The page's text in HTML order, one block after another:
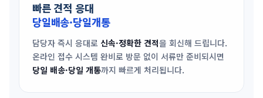
빠른 견적 응대
당일배송·당일개통
담당자 즉시 응대로 신속·정확한 견적을 회신해 드립니다.
온라인 접수 시스템 완비로 방문 없이 서류만 준비되시면
당일 배송·당일 개통까지 빠르게 처리됩니다.